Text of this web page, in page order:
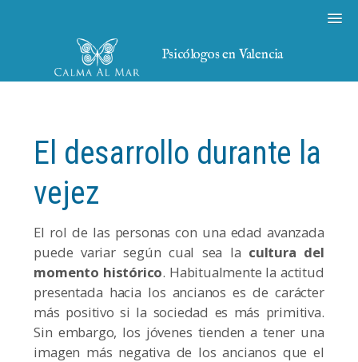
Psicólogos en Valencia
El desarrollo durante la
vejez
El rol de las personas con una edad avanzada
puede variar según cual sea la cultura del
momento histórico. Habitualmente la actitud
presentada hacia los ancianos es de carácter
más positivo si la sociedad es más primitiva.
Sin embargo, los jóvenes tienden a tener una
imagen más negativa de los ancianos que el